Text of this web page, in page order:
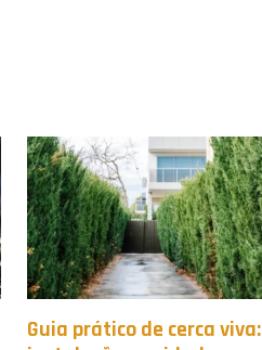
Guia prático de cerca viva: